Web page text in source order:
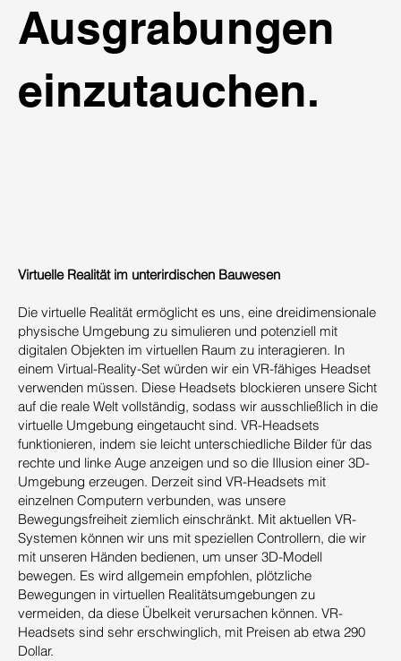
Ausgrabungen
einzutauchen.
Virtuelle Realität im unterirdischen Bauwesen
Die virtuelle Realität ermöglicht es uns, eine dreidimensionale
physische Umgebung zu simulieren und potenziell mit
digitalen Objekten im virtuellen Raum zu interagieren. In
einem Virtual-Reality-Set würden wir ein VR-fähiges Headset
verwenden müssen. Diese Headsets blockieren unsere Sicht
auf die reale Welt vollständig, sodass wir ausschließlich in die
virtuelle Umgebung eingetaucht sind. VR-Headsets
funktionieren, indem sie leicht unterschiedliche Bilder für das
rechte und linke Auge anzeigen und so die Illusion einer 3D-
Umgebung erzeugen. Derzeit sind VR-Headsets mit
einzelnen Computern verbunden, was unsere
Bewegungsfreiheit ziemlich einschränkt. Mit aktuellen VR-
Systemen können wir uns mit speziellen Controllern, die wir
mit unseren Händen bedienen, um unser 3D-Modell
bewegen. Es wird allgemein empfohlen, plötzliche
Bewegungen in virtuellen Realitätsumgebungen zu
vermeiden, da diese Übelkeit verursachen können. VR-
Headsets sind sehr erschwinglich, mit Preisen ab etwa 290
Dollar.